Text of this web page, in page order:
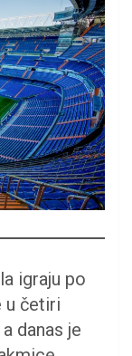
igraju po
u četiri
danas je